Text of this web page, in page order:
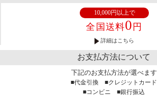
10,000円以上で
全国送料0 円
詳細はこちら
お支払方法について
下記のお支払方法が選べます
■代金引換 ■クレジットカード
■コンビニ ■銀行振込